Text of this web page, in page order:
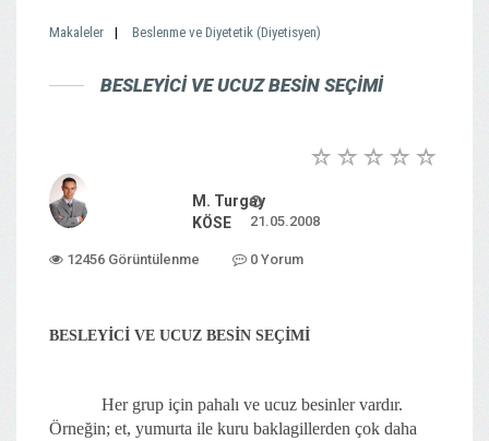
Makaleler Beslenme ve Diyetetik (Diyetisyen)
BESLEYİCİ VE UCUZ BESİN SEÇİMİ
M. Turgay
KÖSE
21.05.2008
12456 Görüntülenme 0 Yorum
BESLEYİCİ VE UCUZ BESİN SEÇİMİ
Her grup için pahalı ve ucuz besinler vardır.
Örneğin; et, yumurta ile kuru baklagillerden çok daha